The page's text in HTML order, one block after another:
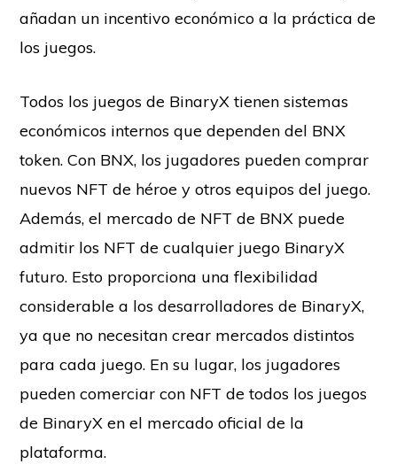
añadan un incentivo económico a la práctica de
los juegos.
Todos los juegos de BinaryX tienen sistemas
económicos internos que dependen del BNX
token. Con BNX, los jugadores pueden comprar
nuevos NFT de héroe y otros equipos del juego.
Además, el mercado de NFT de BNX puede
admitir los NFT de cualquier juego BinaryX
futuro. Esto proporciona una flexibilidad
considerable a los desarrolladores de BinaryX,
ya que no necesitan crear mercados distintos
para cada juego. En su lugar, los jugadores
pueden comerciar con NFT de todos los juegos
de BinaryX en el mercado oficial de la
plataforma.